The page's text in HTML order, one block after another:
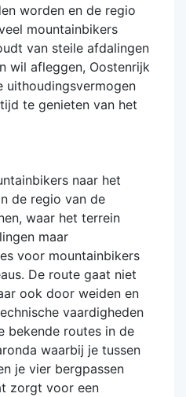
worden en de regio
mountainbikers
van steile afdalingen
wil afleggen, Oostenrijk
uithoudingsvermogen
te genieten van het
naar het
de regio van de
waar het terrein
maar
voor mountainbikers
De route gaat niet
ook door weiden en
vaardigheden
bekende routes in de
waarbij je tussen
je vier bergpassen
zorgt voor een